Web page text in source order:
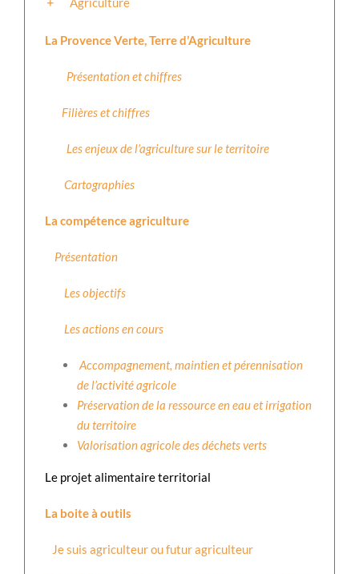
La Provence Verte, Terre d’Agriculture
Présentation et chiffres
Filières et chiffres
Les enjeux de l’agriculture sur le territoire
Cartographies
La compétence agriculture
Présentation
Les objectifs
Les actions en cours
Accompagnement, maintien et pérennisation
de l’activité agricole
Préservation de la ressource en eau et irrigation
du territoire
Valorisation agricole des déchets verts
Le projet alimentaire territorial
La boite à outils
Je suis agriculteur ou futur agriculteur